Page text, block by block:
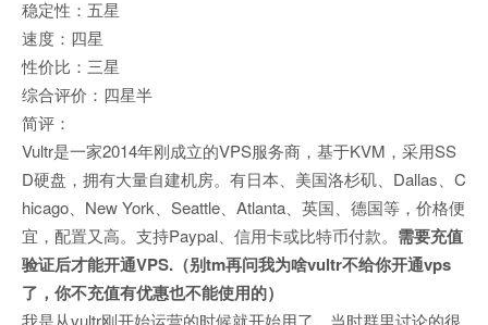
稳定性：五星
速度：四星
性价比：三星
综合评价：四星半
简评：
Vultr是一家2014年刚成立的VPS服务商，基于KVM，采用SS
D硬盘，拥有大量自建机房。有日本、美国洛杉矶、Dallas、C
hicago、New York、Seattle、Atlanta、英国、德国等，价格便
宜，配置又高。支持Paypal、信用卡或比特币付款。 需要充值
验证后才能开通VPS.（别tm再问我为啥vultr不给你开通vps
了，你不充值有优惠也不能使用的）
我是从vultr刚开始运营的时候就开始用了。当时群里讨论的很